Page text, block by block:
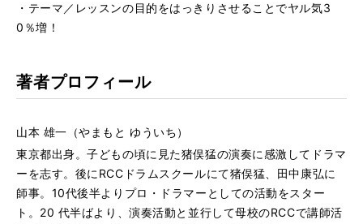
・テーマ／レッスンの目的をはっきりさせることでヤル気3
0％増！
著者プロフィール
山本 雄一（やまもと ゆういち）
東京都出身。子どもの頃に見た猪俣猛の演奏に感激してドラマ
ーを志す。後にRCCドラムスクールにて猪俣猛、田中康弘に
師事。10代後半よりプロ・ドラマーとしての活動をスター
ト。20 代半ばより、演奏活動と並行して母校のRCCで講師活